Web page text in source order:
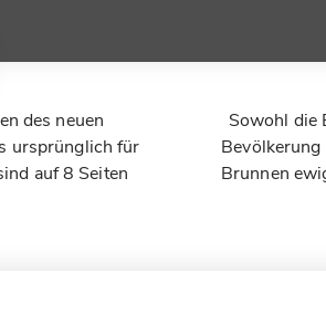
des neuen
ursprünglich für
auf 8 Seiten
Sowohl die
Brunnen